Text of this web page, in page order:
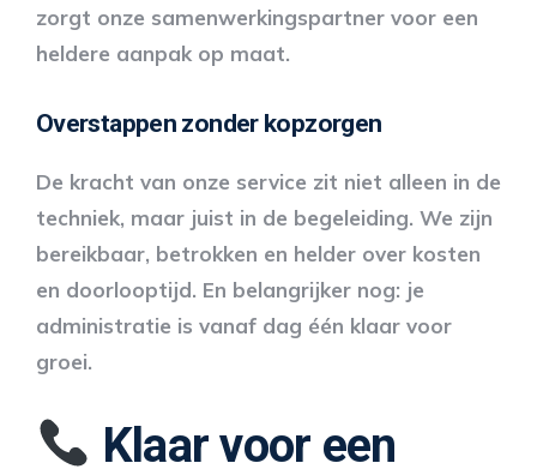
zorgt onze samenwerkingspartner voor een
heldere aanpak op maat.
Overstappen zonder kopzorgen
De kracht van onze service zit niet alleen in de
techniek, maar juist in de begeleiding. We zijn
bereikbaar, betrokken en helder over kosten
en doorlooptijd. En belangrijker nog: je
administratie is vanaf dag één klaar voor
groei.
Klaar voor een